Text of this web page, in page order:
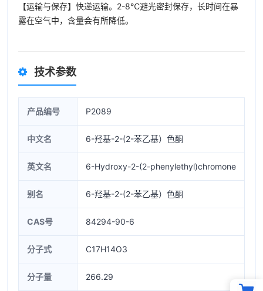
【运输与保存】快递运输。2-8℃避光密封保存，长时间在暴
露在空气中，含量会有所降低。
技术参数
产品编号 P2089
中文名 6-羟基-2-(2-苯乙基）色酮
英文名 6-Hydroxy-2-(2-phenylethyl)chromone
别名 6-羟基-2-(2-苯乙基）色酮
CAS号 84294-90-6
分子式 C17H14O3
分子量 266.29